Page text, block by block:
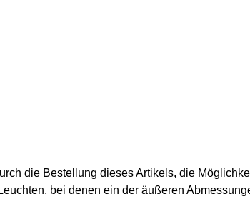
die Bestellung dieses Artikels, die
bei denen ein der äußeren